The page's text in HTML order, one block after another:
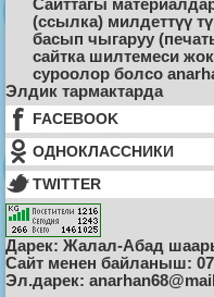
Сайттагы
(ссылка) милдеттүү
басып чыгаруу
сайтка шилтемеси
суроолор болсо
Элдик тармактарда
FACEBOOK
ОДНОКЛАССНИКИ
TWITTER
Дарек: Жалал-Абад
Cайт менен байланыш:
Эл.дарек: